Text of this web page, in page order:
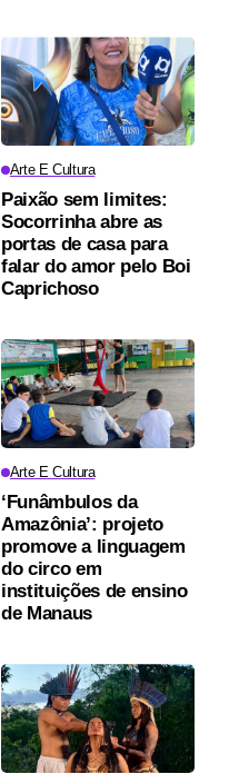
Arte E Cultura
Paixão sem limites:
Socorrinha abre as
portas de casa para
falar do amor pelo Boi
Caprichoso
Arte E Cultura
‘Funâmbulos da
Amazônia’: projeto
promove a linguagem
do circo em
instituições de ensino
de Manaus